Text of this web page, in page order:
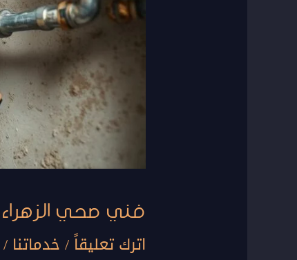
فني صحي الزهراء | 50267365 | لصيانة الأدوات الصحية
اترك تعليقاً/خدماتنا /